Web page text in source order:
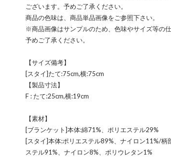
ございます。予めご了承ください。
商品の色味は、商品単品画像をご参照下さい。
※商品画像はサンプルのため、色味やサイズ等の
予めご了承ください。
【サイズ備考】
[スタイ]たて:75cm,横:75cm
【製品寸法】
F : たて:25cm,横:19cm
【素材】
[ブランケット]本体:綿71%、ポリエステル29%
[スタイ]本体:ポリエステル89%、ナイロン11%/
ステル91%、ナイロン8%、ポリウレタン1%